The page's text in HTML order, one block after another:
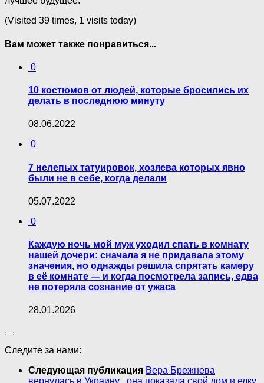
(Visited 39 times, 1 visits today)
Вам может также понравиться...
0
10 костюмов от людей, которые бросились их
делать в последнюю минуту
08.06.2022
0
7 нелепых татуировок, хозяева которых явно
были не в себе, когда делали
05.07.2022
0
Каждую ночь мой муж уходил спать в комнату
нашей дочери: сначала я не придавала этому
значения, но однажды решила спрятать камеру
в её комнате — и когда посмотрела запись, едва
не потеряла сознание от ужаса
28.01.2026
Следите за нами:
Следующая публикация Вера Брежнева